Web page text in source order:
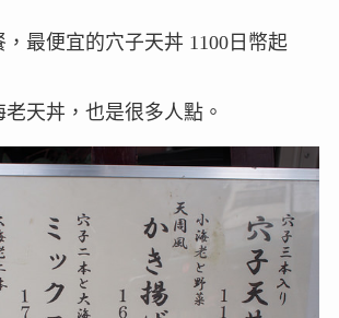
最便宜的穴子天丼 1100日幣起
天丼，也是很多人點。